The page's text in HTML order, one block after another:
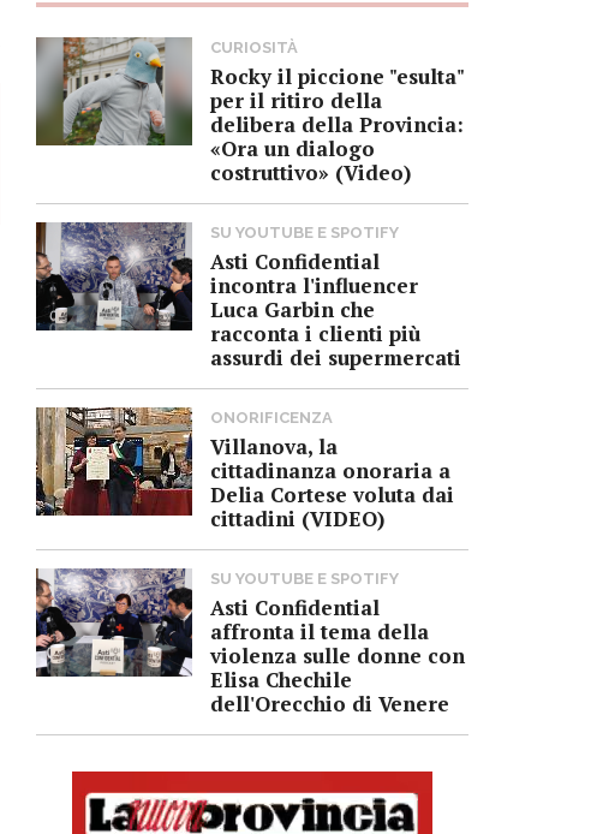
CURIOSITÀ
Rocky il piccione "esulta"
per il ritiro della
delibera della Provincia:
«Ora un dialogo
costruttivo» (Video)
SU YOUTUBE E SPOTIFY
Asti Confidential
incontra l'influencer
Luca Garbin che
racconta i clienti più
assurdi dei supermercati
ONORIFICENZA
Villanova, la
cittadinanza onoraria a
Delia Cortese voluta dai
cittadini (VIDEO)
SU YOUTUBE E SPOTIFY
Asti Confidential
affronta il tema della
violenza sulle donne con
Elisa Chechile
dell'Orecchio di Venere